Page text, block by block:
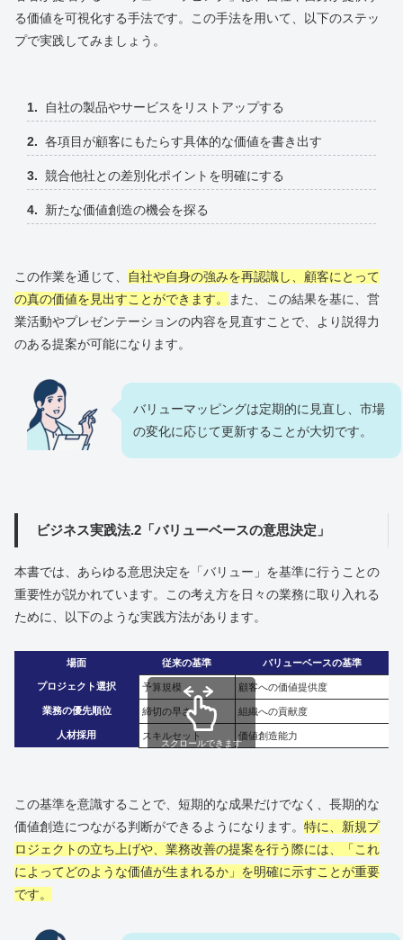
る価値を可視化する手法です。この手法を用いて、以下のステッ
プで実践してみましょう。
自社の製品やサービスをリストアップする
各項目が顧客にもたらす具体的な価値を書き出す
競合他社との差別化ポイントを明確にする
新たな価値創造の機会を探る
この作業を通じて、
自社や自身の強みを再認識し、顧客にとって
の真の価値を見出すことができます。
また、この結果を基に、営
業活動やプレゼンテーションの内容を見直すことで、より説得力
のある提案が可能になります。
バリューマッピングは定期的に見直し、市場
の変化に応じて更新することが大切です。
ビジネス実践法.2「バリューベースの意思決定」
本書では、あらゆる意思決定を「バリュー」を基準に行うことの
重要性が説かれています。この考え方を日々の業務に取り入れる
ために、以下のような実践方法があります。
場面 従来の基準 バリューベースの基準
プロジェクト選択 予算規模 顧客への価値提供度
業務の優先順位 締切の早さ 組織への貢献度
人材採用 スキルセット 価値創造能力
スクロールできます
この基準を意識することで、短期的な成果だけでなく、長期的な
価値創造につながる判断ができるようになります。 特に、新規プ
ロジェクトの立ち上げや、業務改善の提案を行う際には、「これ
によってどのような価値が生まれるか」を明確に示すことが重要
です。